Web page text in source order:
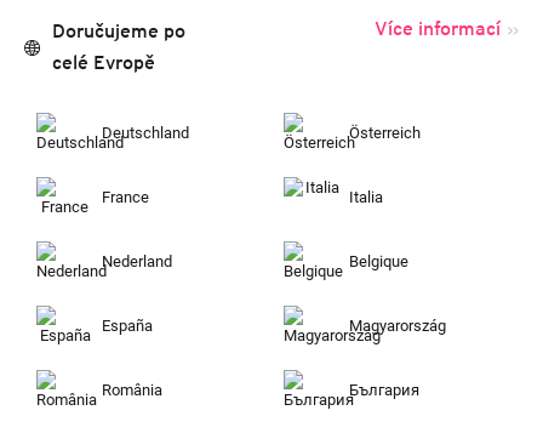
Doručujeme po
celé Evropě
Více informací
Deutschland Österreich
France Italia
Nederland Belgique
España Magyarország
România България